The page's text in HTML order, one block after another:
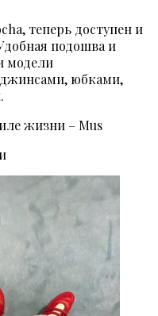
теперь доступен и
подошва и
модели
юбками,